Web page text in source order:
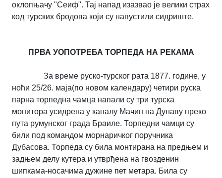
оклопњачу "Сеиф". Тај напад изазвао је велики страх
код турских бродова који су напустили сидриште.
ПРВА УОПОТРЕБА ТОРПЕДА НА РЕКАМА
За време руско-турског рата 1877. године, у
ноћи 25/26. маја(по новом календару) четири руска
парна торпедна чамца напали су три турска
монитора усидрена у каналу Мачин на Дунаву преко
пута румунског града Браиле. Торпедни чамци су
били под командом морнаричког поручника
Дубасова. Торпеда су била монтирана на предњем и
задњем делу кутера и утврђена на гвозденин
шипкама-носачима дужине пет метара. Била су